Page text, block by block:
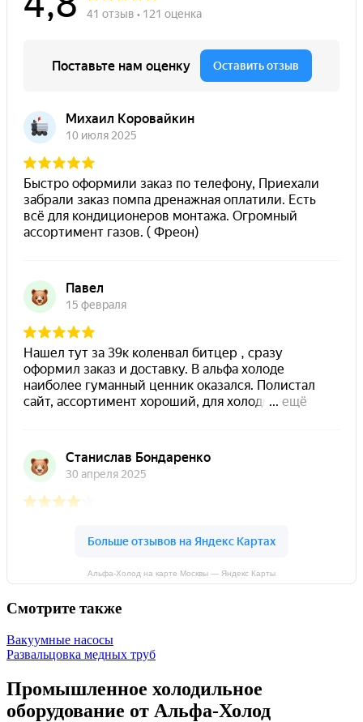
Альфа-Холод на карте Москвы — Яндекс Карты
Смотрите также
Вакуумные насосы
Развальцовка медных труб
Промышленное холодильное
оборудование от Альфа-Холод